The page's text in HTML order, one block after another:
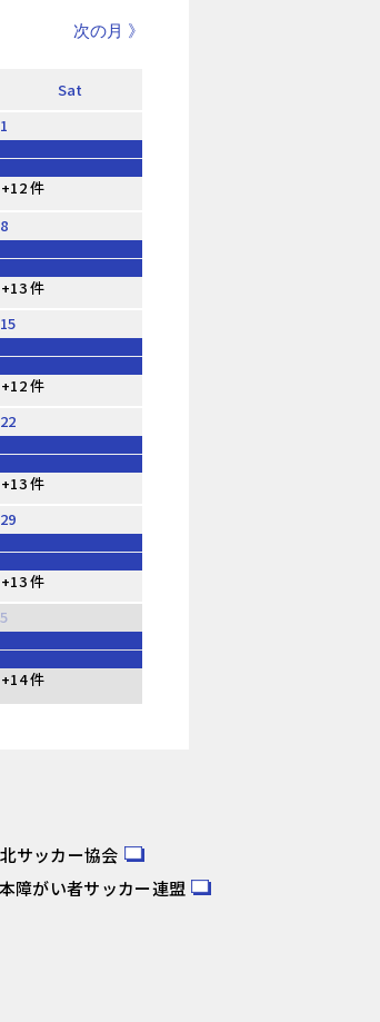
次の月 》
Sat
1
+12 件
8
+13 件
15
+12 件
22
+13 件
29
+13 件
5
+14 件
サッカー協会
本障がい者サッカー連盟